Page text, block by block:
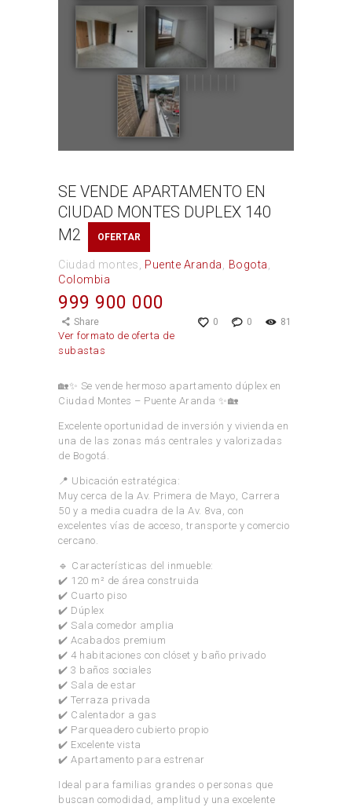
SE VENDE APARTAMENTO EN
CIUDAD MONTES DUPLEX 140
M2
OFERTAR
Ciudad montes Puente Aranda
Bogota
Colombia
999 900 000
81
0
0
Share
Ver formato de oferta de
subastas
🏡✨ Se vende hermoso apartamento dúplex en
Ciudad Montes – Puente Aranda ✨🏡
Excelente oportunidad de inversión y vivienda en
una de las zonas más centrales y valorizadas
de Bogotá.
📍 Ubicación estratégica:
Muy cerca de la Av. Primera de Mayo, Carrera
50 y a media cuadra de la Av. 8va, con
excelentes vías de acceso, transporte y comercio
cercano.
🔹 Características del inmueble:
✔️ 120 m² de área construida
✔️ Cuarto piso
✔️ Dúplex
✔️ Sala comedor amplia
✔️ Acabados premium
✔️ 4 habitaciones con clóset y baño privado
✔️ 3 baños sociales
✔️ Sala de estar
✔️ Terraza privada
✔️ Calentador a gas
✔️ Parqueadero cubierto propio
✔️ Excelente vista
✔️ Apartamento para estrenar
Ideal para familias grandes o personas que
buscan comodidad, amplitud y una excelente